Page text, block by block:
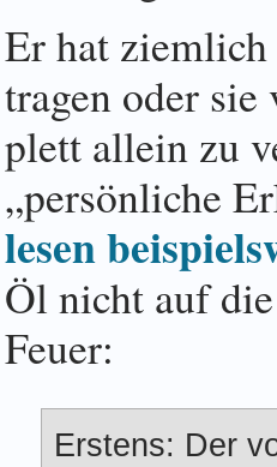
Er hat
tragen oder
plett allein zu
„per­sön­liche
lesen
Öl nicht auf
Feuer:
Erstens: Der